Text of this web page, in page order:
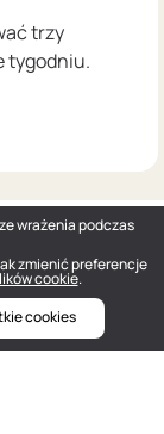
trzy
tygodniu.
wrażenia podczas
zmienić preferencje
cookie.
cookies